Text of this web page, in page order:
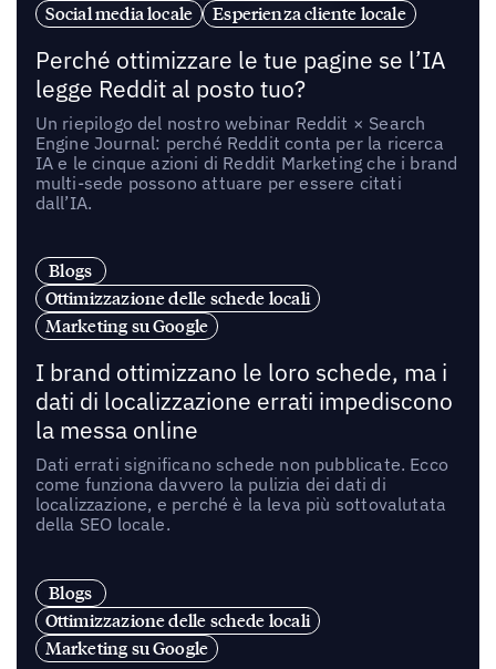
Social media locale
Esperienza cliente locale
Perché ottimizzare le tue pagine se l’IA
legge Reddit al posto tuo?
Un riepilogo del nostro webinar Reddit × Search
Engine Journal: perché Reddit conta per la ricerca
IA e le cinque azioni di Reddit Marketing che i brand
multi-sede possono attuare per essere citati
dall’IA.
Blogs
Ottimizzazione delle schede locali
Marketing su Google
I brand ottimizzano le loro schede, ma i
dati di localizzazione errati impediscono
la messa online
Dati errati significano schede non pubblicate. Ecco
come funziona davvero la pulizia dei dati di
localizzazione, e perché è la leva più sottovalutata
della SEO locale.
Blogs
Ottimizzazione delle schede locali
Marketing su Google